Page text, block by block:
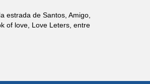
estrada de Santos, Amigo,
of love, Love Leters, entre